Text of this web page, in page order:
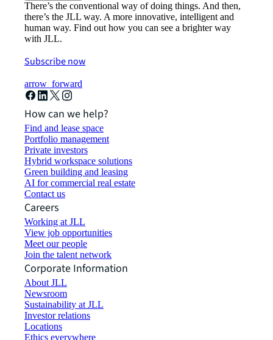
There’s the conventional way of doing things. And then,
there’s the JLL way. A more innovative, intelligent and
human way. Find out how you can see a brighter way
with JLL.
Subscribe now
arrow_forward
How can we help?
Find and lease space
Portfolio management
Private investors
Hybrid workspace solutions
Green building and leasing
AI for commercial real estate
Contact us
Careers
Working at JLL
View job opportunities
Meet our people
Join the talent network
Corporate Information
About JLL
Newsroom
Sustainability at JLL
Investor relations
Locations
Ethics everywhere